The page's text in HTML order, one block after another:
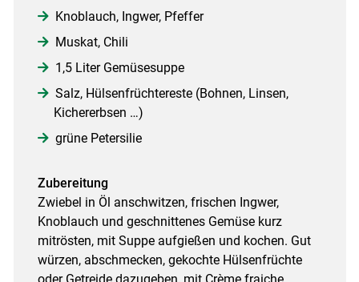
Knoblauch, Ingwer, Pfeffer
Muskat, Chili
1,5 Liter Gemüsesuppe
Salz, Hülsenfrüchtereste (Bohnen, Linsen,
Kichererbsen …)
grüne Petersilie
Zubereitung
Zwiebel in Öl anschwitzen, frischen Ingwer,
Knoblauch und geschnittenes Gemüse kurz
mitrösten, mit Suppe aufgießen und kochen. Gut
würzen, abschmecken, gekochte Hülsenfrüchte